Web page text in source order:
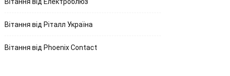
Вітання від Ріталл Україна
Вітання від Phoenix Contact